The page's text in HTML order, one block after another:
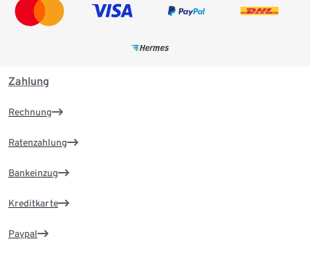
Zahlung
Rechnung
Ratenzahlung
Bankeinzug
Kreditkarte
Paypal